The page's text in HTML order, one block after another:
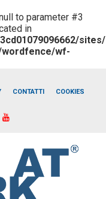
to parameter #3
in
wf-
CONTATTI
COOKIES